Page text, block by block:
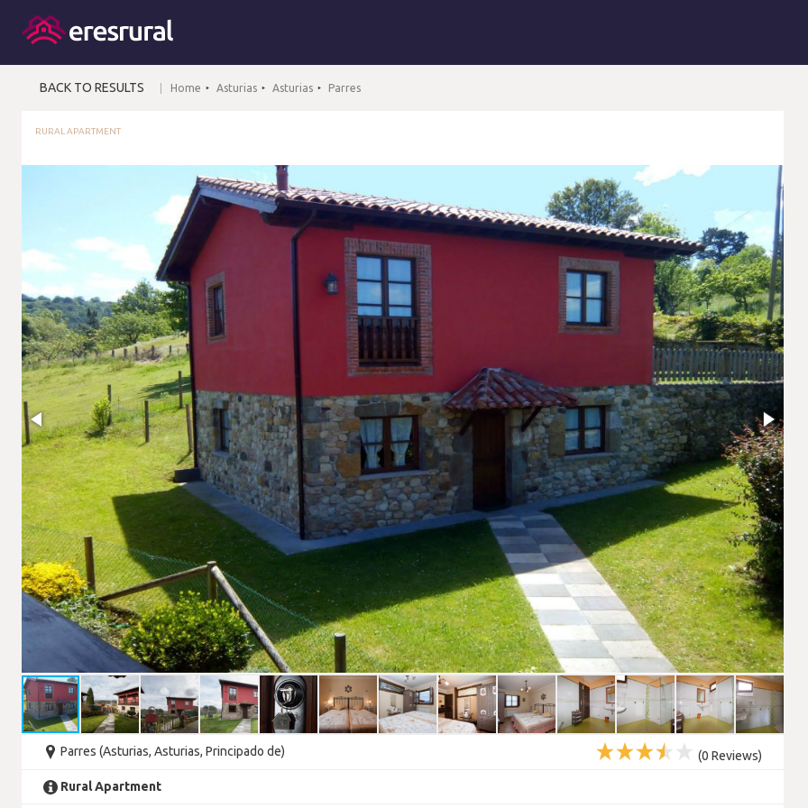
BACK TO RESULTS Home Asturias Asturias Parres
RURAL APARTMENT
Parres (Asturias, Asturias, Principado de) (0 Reviews)
Rural Apartment